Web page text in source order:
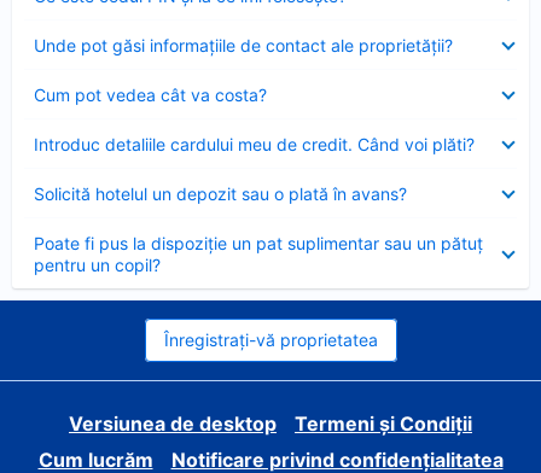
Unde pot găsi informațiile de contact ale proprietății?
închis
Cum pot vedea cât va costa?
închis
Introduc detaliile cardului meu de credit. Când voi plăti?
închis
Solicită hotelul un depozit sau o plată în avans?
închis
Poate fi pus la dispoziție un pat suplimentar sau un pătuț
pentru un copil?
închis
Înregistrați-vă proprietatea
Versiunea de desktop
Termeni și Condiții
Cum lucrăm
Notificare privind confidențialitatea